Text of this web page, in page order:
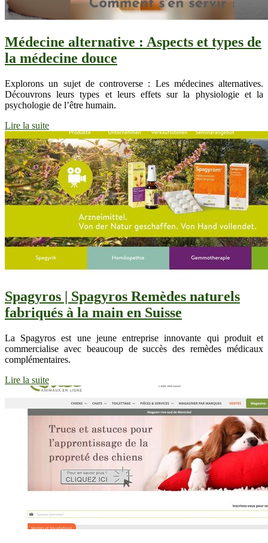
Médecine alternative : Aspects et types de
la médecine douce
Explorons un sujet de controverse : Les médecines alternatives.
Découvrons leurs types et leurs effets sur la physiologie et la
psychologie de l’être humain.
Lire la suite
Spagyros | Spagyros Remèdes naturels
fabriqués à la main en Suisse
La Spagyros est une jeune entreprise innovante qui produit et
commercialise avec beaucoup de succès des remèdes médicaux
complémentaires.
Lire la suite